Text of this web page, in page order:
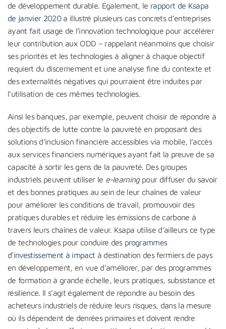
de développement durable. Également, le rapport de Ksapa
de janvier 2020a illustré plusieurs cas concrets d’entreprises
ayant fait usage de l’innovation technologique pour accélérer
leur contribution aux ODD – rappelant néanmoins que choisir
ses priorités et les technologies à aligner à chaque objectif
requiert du discernement et une analyse fine du contexte et
des externalités négatives qui pourraient être induites par
l’utilisation de ces mêmes technologies.
Ainsi les banques, par exemple, peuvent choisir de répondre à
des objectifs de lutte contre la pauvreté en proposant des
solutions d’inclusion financière accessibles via mobile, l’accès
aux services financiers numériques ayant fait la preuve de sa
capacité à sortir les gens de la pauvreté. Des groupes
industriels peuvent utiliser le e-learningpour diffuser du savoir
et des bonnes pratiques au sein de leur chaînes de valeur
pour améliorer les conditions de travail, promouvoir des
pratiques durables et réduire les émissions de carbone à
travers leurs chaînes de valeur. Ksapa utilise d’ailleurs ce type
de technologies pour conduire des programmes
d’investissement à impact à destination des fermiers de pays
en développement, en vue d’améliorer, par des programmes
de formation à grande échelle, leurs pratiques, subsistance et
résilience. Il s’agit également de répondre au besoin des
acheteurs industriels de réduire leurs risques, dans la mesure
où ils dépendent de denrées primaires et doivent rendre